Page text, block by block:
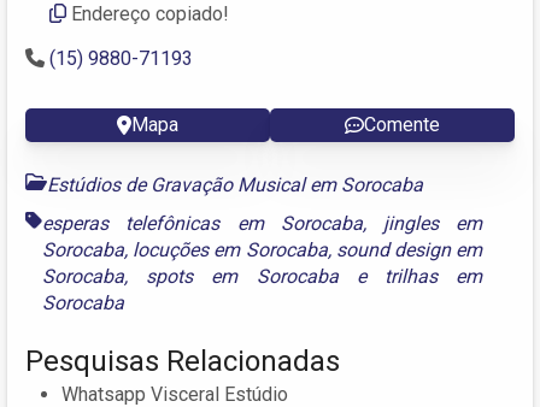
Endereço copiado!
(15) 9880-71193
Mapa Comente
Estúdios de Gravação Musical em Sorocaba
esperas telefônicas em Sorocaba, jingles em
Sorocaba, locuções em Sorocaba, sound design em
Sorocaba, spots em Sorocabae trilhas em
Sorocaba
Pesquisas Relacionadas
Whatsapp Visceral Estúdio